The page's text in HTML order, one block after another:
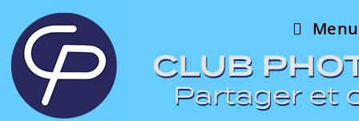
Menu